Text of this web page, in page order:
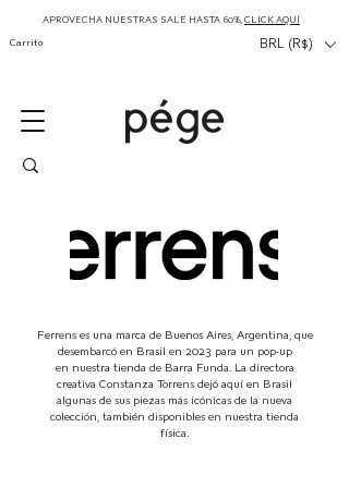
Carrito
APROVECHA NUESTRAS SALE HASTA 60%,CLICK AQUÍ
BRL (R$)
Ferrens es una marca de Buenos Aires, Argentina, que
desembarcó en Brasil en 2023 para un pop-up
en nuestra tienda de Barra Funda. La directora
creativa Constanza Torrens dejó aquí en Brasil
algunas de sus piezas más icónicas de la nueva
colección, también disponibles en nuestra tienda
física.